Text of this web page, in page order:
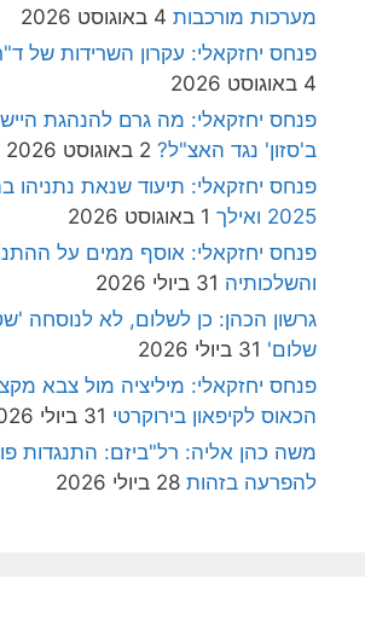
מערכות מורכבות 4 באוגוסט 2026
פנחס יחזקאלי: עקרון השרידות של ד"ר
4 באוגוסט 2026
פנחס יחזקאלי: מה גרם להנהגת
ב'סזון' נגד האצ"ל? 2 באוגוסט 2026
פנחס יחזקאלי: תיעוד שנאת נתניהו
2025 ואילך
1 באוגוסט 2026
פנחס יחזקאלי: אוסף ממים על
והשלכותיה 31 ביולי 2026
גרשון הכהן: כן לשלום, לא לנוסחה
שלום' 31 ביולי 2026
פנחס יחזקאלי: מיליציה מול צבא
הכאוס לקיפאון בירוקרטי 31 ביולי 2026
משה כהן אליה: רל"ביזם: התנגדות
להפרעה בזהות 28 ביולי 2026